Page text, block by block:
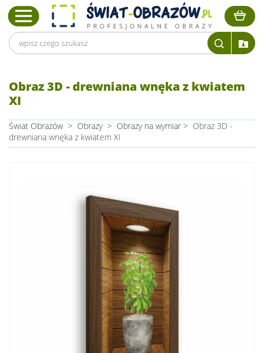
Obraz 3D - drewniana wnęka z kwiatem
XI
Świat Obrazów > Obrazy > Obrazy na wymiar > Obraz 3D -
drewniana wnęka z kwiatem XI